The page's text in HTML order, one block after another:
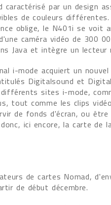
par un design
de couleurs
oblige, le N401i se voit
caméra vidéo de 300
Java et intègre un lecteur
i-mode acquiert un
Digitalsound et
sites i-mode,
tout comme les clips
de fonds d'écran, ou
ici encore, la carte de
de cartes Nomad,
de début décembre.